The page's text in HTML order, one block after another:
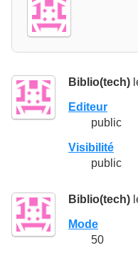
Biblio(tech)
Editeur
public
Visibilité
public
Biblio(tech)
Mode
50